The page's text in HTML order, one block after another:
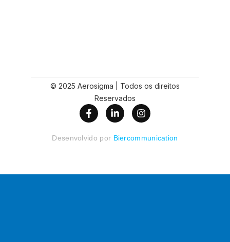
© 2025 Aerosigma | Todos os direitos
Reservados
Desenvolvido por Biercommunication